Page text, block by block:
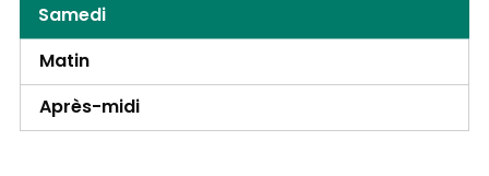
Samedi
Matin
Après-midi